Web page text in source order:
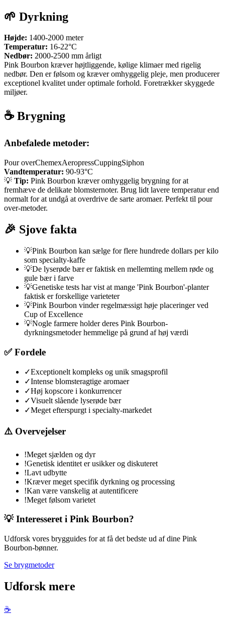
🌱 Dyrkning
Højde: 1400-2000 meter
Temperatur: 16-22°C
Nedbør: 2000-2500 mm årligt
Pink Bourbon kræver højtliggende, kølige klimaer med rigelig
nedbør. Den er følsom og kræver omhyggelig pleje, men producerer
exceptionel kvalitet under optimale forhold. Foretrækker skyggede
miljøer.
☕ Brygning
Anbefalede metoder:
Pour overChemexAeropressCuppingSiphon
Vandtemperatur: 90-93°C
💡 Tip: Pink Bourbon kræver omhyggelig brygning for at
fremhæve de delikate blomsternoter. Brug lidt lavere temperatur end
normalt for at undgå at overdrive de sarte aromaer. Perfekt til pour
over-metoder.
🎉 Sjove fakta
💡Pink Bourbon kan sælge for flere hundrede dollars per kilo
som specialty-kaffe
💡De lyserøde bær er faktisk en mellemting mellem røde og
gule bær i farve
💡Genetiske tests har vist at mange 'Pink Bourbon'-planter
faktisk er forskellige varieteter
💡Pink Bourbon vinder regelmæssigt høje placeringer ved
Cup of Excellence
💡Nogle farmere holder deres Pink Bourbon-
dyrkningsmetoder hemmelige på grund af høj værdi
✅ Fordele
✓Exceptionelt kompleks og unik smagsprofil
✓Intense blomsteragtige aromaer
✓Høj kopscore i konkurrencer
✓Visuelt slående lyserøde bær
✓Meget efterspurgt i specialty-markedet
⚠️ Overvejelser
!Meget sjælden og dyr
!Genetisk identitet er usikker og diskuteret
!Lavt udbytte
!Kræver meget specifik dyrkning og processing
!Kan være vanskelig at autentificere
!Meget følsom varietet
💡 Interesseret i Pink Bourbon?
Udforsk vores brygguides for at få det bedste ud af dine Pink
Bourbon-bønner.
Se brygmetoder
Udforsk mere
☕